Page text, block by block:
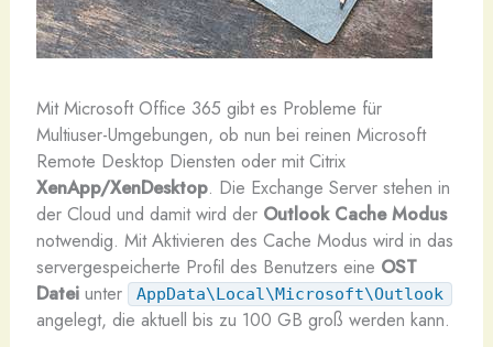
Mit Microsoft Office 365 gibt es Probleme für
Multiuser-Umgebungen, ob nun bei reinen Microsoft
Remote Desktop Diensten oder mit Citrix
XenApp/XenDesktop. Die Exchange Server stehen in
der Cloud und damit wird der Outlook Cache Modus
notwendig. Mit Aktivieren des Cache Modus wird in das
servergespeicherte Profil des Benutzers eine OST
Dateiunter AppData\Local\Microsoft\Outlook
angelegt, die aktuell bis zu 100 GB groß werden kann.